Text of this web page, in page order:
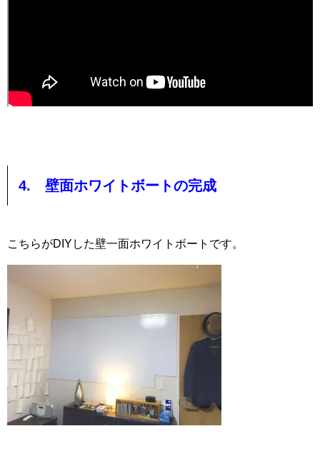
4. 壁面ホワイトボートの完成
こちらがDIYした壁一面ホワイトボートです。